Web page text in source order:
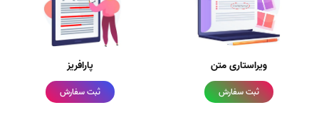
ویراستاری متن
ثبت سفارش
پارافریز
ثبت سفارش